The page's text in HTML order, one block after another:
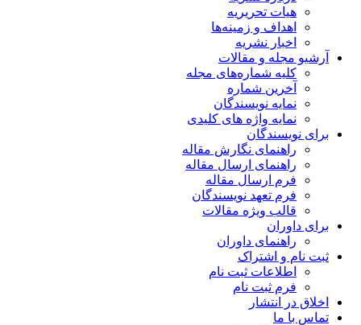
هیات تحریریه
اهداف و زمینه‌ها
اخبار نشریه
آرشیو مجله و مقالات
کلیه شماره‌های مجله
آخرین شماره
نمایه نویسندگان
نمایه واژه های کلیدی
برای نویسندگان
راهنمای نگارش مقاله
راهنمای ارسال مقاله
فرم ارسال مقاله
فرم تعهد نویسندگان
قالب ویژه مقالات
برای داوران
راهنمای داوران
ثبت نام و اشتراک
اطلاعات ثبت نام
فرم ثبت نام
اخلاق در انتشار
تماس با ما